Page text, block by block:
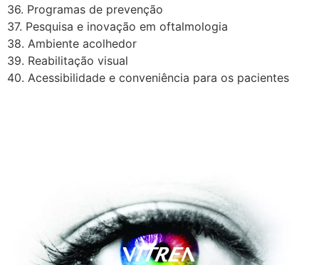
36. Programas de prevenção
37. Pesquisa e inovação em oftalmologia
38. Ambiente acolhedor
39. Reabilitação visual
40. Acessibilidade e conveniência para os pacientes